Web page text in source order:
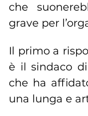
che
grave per
Il primo a
è il sindaco
che ha
una lunga e